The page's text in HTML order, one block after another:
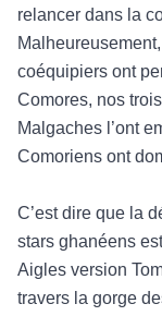
relancer dans la
coéquipiers ont
Comores, nos
Malgaches l’ont
Comoriens ont
C’est dire que la
stars ghanéens
Aigles version
travers la gorge